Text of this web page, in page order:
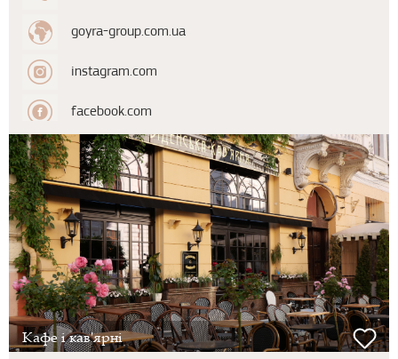
goyra-group.com.ua
instagram.com
facebook.com
Кафе і кав'ярні